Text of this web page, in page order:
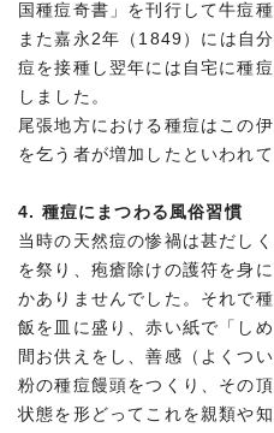
国種痘奇書」を刊行して牛痘
また嘉永2年（1849）には自
痘を接種し翌年には自宅に種
しました。
尾張地方における種痘はこの
を乞う者が増加したといわれて
4. 種痘にまつわる風俗習慣
当時の天然痘の惨禍は甚だし
を祭り、疱瘡除けの護符を身
かありませんでした。それで
飯を皿に盛り、赤い紙で「し
間お供えをし、善感（よくつ
粉の種痘饅頭をつくり、その
状態を形どってこれを親類や